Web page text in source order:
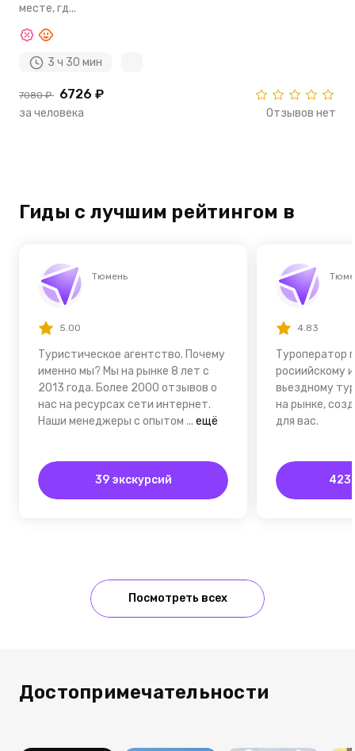
месте, гд...
3 ч 30 мин
7080 ₽ 6726 ₽
за человека Отзывов нет
Гиды с лучшим рейтингом в
Тюмень
5.00
Туристическое агентство. Почему
именно мы? Мы на рынке 8 лет с
2013 года. Более 2000 отзывов о
нас на ресурсах сети интернет.
Наши менеджеры с опытом ... ещё
39 экскурсий
4.83
Туроператор
росиийскому
вьездному
на рынке,
для вас.
423
Посмотреть всех
Достопримечательности